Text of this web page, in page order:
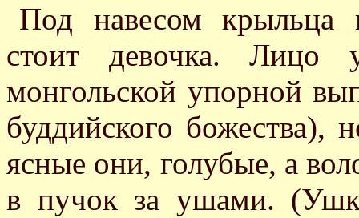
Под навесом крыльца
стоит девочка. Лицо
монгольской упорной
буддийского
ясные они, голубые, а
в пучок за ушами.